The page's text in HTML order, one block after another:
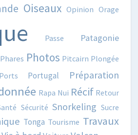
Oiseaux Opinion Orage
Passe Patagonie
Phares Photos Pitcairn Plongée
Ports Portugal Préparation
Rapa Nui Récif Retour
Sécurité Snorkeling Sucre
Tonga Tourisme Travaux